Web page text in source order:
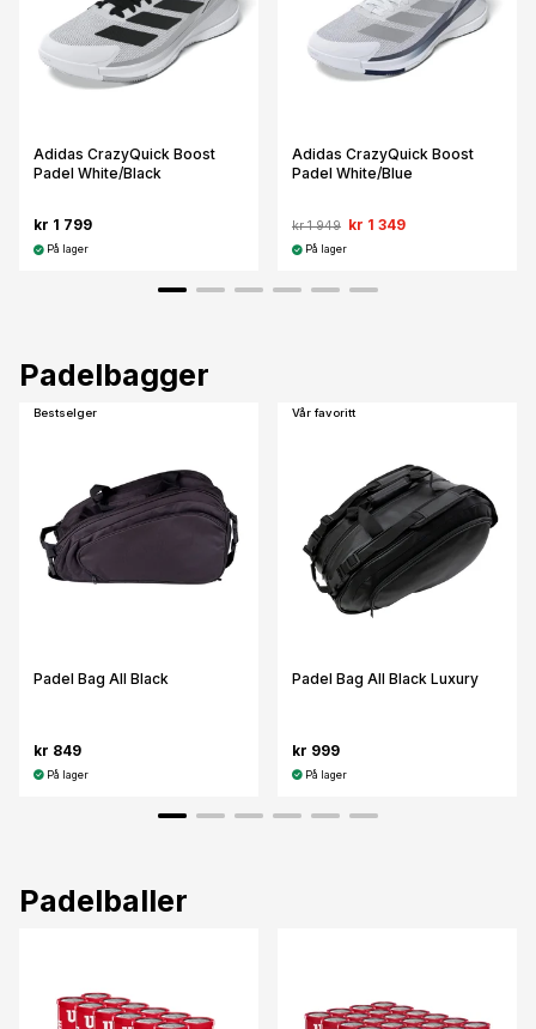
Adidas CrazyQuick Boost
Padel White/Black
kr 1 799
På lager
Adidas CrazyQuick Boost
Padel White/Blue
kr 1 949 kr 1 349
På lager
Padelbagger
Bestselger
Padel Bag All Black
kr 849
På lager
Vår favoritt
Padel Bag All Black Luxury
kr 999
På lager
Padelballer